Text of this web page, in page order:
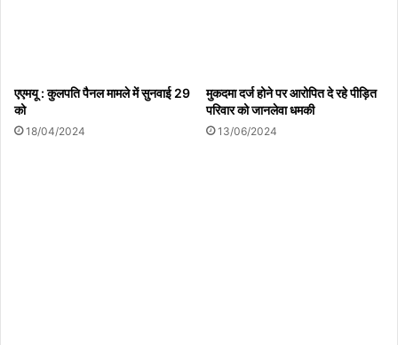
2
एएमयू : कुलपति पैनल मामले में सुनवाई 29
को
18/04/2024
मुकदमा दर्ज होने पर आरोपित दे रहे पीड़ित
परिवार को जानलेवा धमकी
13/06/2024